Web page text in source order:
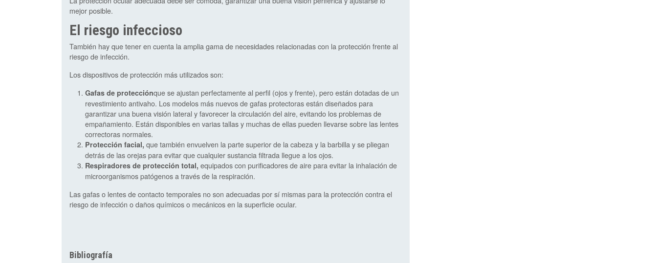
mejor posible.
El riesgo infeccioso
También hay que tener en cuenta la amplia gama de necesidades relacionadas con la protección frente al
riesgo de infección.
Los dispositivos de protección más utilizados son:
Gafas de protecciónque se ajustan perfectamente al perfil (ojos y frente), pero están dotadas de un
revestimiento antivaho. Los modelos más nuevos de gafas protectoras están diseñados para
garantizar una buena visión lateral y favorecer la circulación del aire, evitando los problemas de
empañamiento. Están disponibles en varias tallas y muchas de ellas pueden llevarse sobre las lentes
correctoras normales.
Protección facial, que también envuelven la parte superior de la cabeza y la barbilla y se pliegan
detrás de las orejas para evitar que cualquier sustancia filtrada llegue a los ojos.
Respiradores de protección total, equipados con purificadores de aire para evitar la inhalación de
microorganismos patógenos a través de la respiración.
Las gafas o lentes de contacto temporales no son adecuadas por sí mismas para la protección contra el
riesgo de infección o daños químicos o mecánicos en la superficie ocular.
Bibliografía